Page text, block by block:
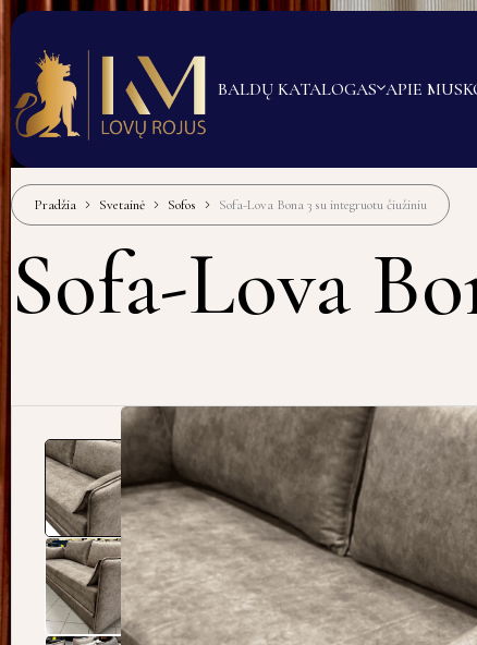
BALDŲ KATALOGAS APIE MUS
Pradžia Svetainė Sofos Sofa-Lova Bona 3 su integruotu čiužiniu
Sofa-Lova